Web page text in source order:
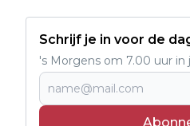
Schrijf je in voor de
's Morgens om 7.00 uur in